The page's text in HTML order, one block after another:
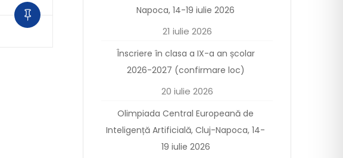
Napoca, 14-19 iulie 2026
21 iulie 2026
Înscriere în clasa a IX-a an școlar
2026-2027 (confirmare loc)
20 iulie 2026
Olimpiada Central Europeană de
Inteligență Artificială, Cluj-Napoca, 14-
19 iulie 2026